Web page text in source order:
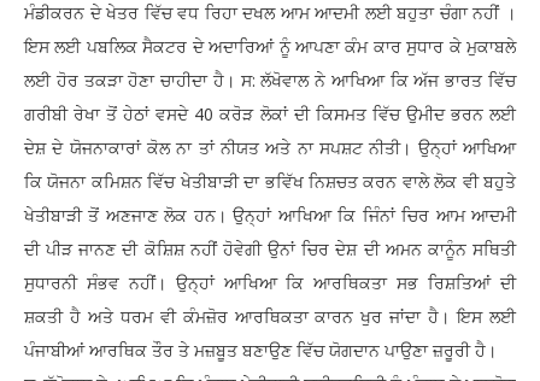
ਮੰਡੀਕਰਨ ਦੇ ਖੇਤਰ ਵਿੱਚ ਵਧ ਰਿਹਾ ਦਖਲ ਆਮ ਆਦਮੀ ਲਈ ਬਹੁਤਾ ਚੰਗਾ ਨਹੀਂ ।
ਇਸ ਲਈ ਪਬਲਿਕ ਸੈਕਟਰ ਦੇ ਅਦਾਰਿਆਂ ਨੂੰ ਆਪਣਾ ਕੰਮ ਕਾਰ ਸੁਧਾਰ ਕੇ ਮੁਕਾਬਲੇ
ਲਈ ਹੋਰ ਤਕੜਾ ਹੋਣਾ ਚਾਹੀਦਾ ਹੈ। ਸ: ਲੱਖੋਵਾਲ ਨੇ ਆਖਿਆ ਕਿ ਅੱਜ ਭਾਰਤ ਵਿੱਚ
ਗਰੀਬੀ ਰੇਖਾ ਤੋਂ ਹੇਠਾਂ ਵਸਦੇ 40 ਕਰੋੜ ਲੋਕਾਂ ਦੀ ਕਿਸਮਤ ਵਿੱਚ ਉਮੀਦ ਭਰਨ ਲਈ
ਦੇਸ਼ ਦੇ ਯੋਜਨਾਕਾਰਾਂ ਕੋਲ ਨਾ ਤਾਂ ਨੀਯਤ ਅਤੇ ਨਾ ਸਪਸ਼ਟ ਨੀਤੀ। ਉਨ੍ਹਾਂ ਆਖਿਆ
ਕਿ ਯੋਜਨਾ ਕਮਿਸ਼ਨ ਵਿੱਚ ਖੇਤੀਬਾੜੀ ਦਾ ਭਵਿੱਖ ਨਿਸ਼ਚਤ ਕਰਨ ਵਾਲੇ ਲੋਕ ਵੀ ਬਹੁਤੇ
ਖੇਤੀਬਾੜੀ ਤੋਂ ਅਣਜਾਣ ਲੋਕ ਹਨ। ਉਨ੍ਹਾਂ ਆਖਿਆ ਕਿ ਜਿੰਨਾਂ ਚਿਰ ਆਮ ਆਦਮੀ
ਦੀ ਪੀੜ ਜਾਨਣ ਦੀ ਕੋਸ਼ਿਸ਼ ਨਹੀਂ ਹੋਵੇਗੀ ਉਨਾਂ ਚਿਰ ਦੇਸ਼ ਦੀ ਅਮਨ ਕਾਨੂੰਨ ਸਥਿਤੀ
ਸੁਧਾਰਨੀ ਸੰਭਵ ਨਹੀਂ। ਉਨ੍ਹਾਂ ਆਖਿਆ ਕਿ ਆਰਥਿਕਤਾ ਸਭ ਰਿਸ਼ਤਿਆਂ ਦੀ
ਸ਼ਕਤੀ ਹੈ ਅਤੇ ਧਰਮ ਵੀ ਕੰਮਜ਼ੋਰ ਆਰਥਿਕਤਾ ਕਾਰਨ ਖੁਰ ਜਾਂਦਾ ਹੈ। ਇਸ ਲਈ
ਪੰਜਾਬੀਆਂ ਆਰਥਿਕ ਤੌਰ ਤੇ ਮਜ਼ਬੂਤ ਬਣਾਉਣ ਵਿੱਚ ਯੋਗਦਾਨ ਪਾਉਣਾ ਜ਼ਰੂਰੀ ਹੈ।